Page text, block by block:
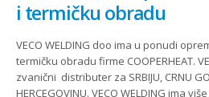
i termičku obradu
VECO WELDING doo ima u ponudi
termičku obradu firme COOPERHEAT.
zvanični distributer za SRBIJU, CRNU
HERCEGOVINU. VECO WELDING ima